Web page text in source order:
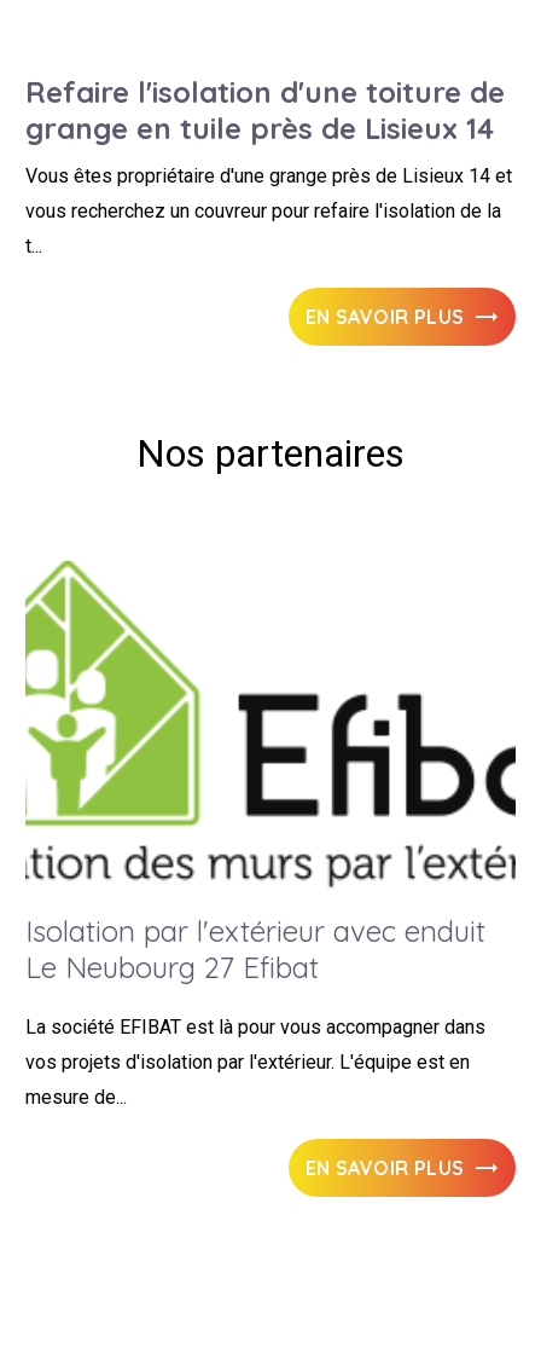
Refaire l'isolation d'une toiture de
grange en tuile près de Lisieux 14
Vous êtes propriétaire d'une grange près de Lisieux 14 et
vous recherchez un couvreur pour refaire l'isolation de la
t...
EN SAVOIR PLUS
Nos partenaires
Isolation par l'extérieur avec enduit
Le Neubourg 27 Efibat
La société EFIBAT est là pour vous accompagner dans
vos projets d'isolation par l'extérieur. L'équipe est en
mesure de...
EN SAVOIR PLUS